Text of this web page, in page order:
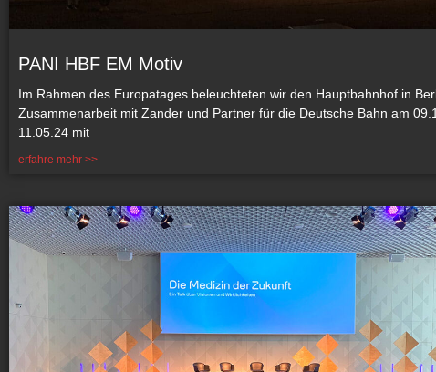
PANI HBF EM Motiv
Im Rahmen des Europatages beleuchteten wir den Hauptbahnhof in
Zusammenarbeit mit Zander und Partner für die Deutsche Bahn am
11.05.24 mit
erfahre mehr >>